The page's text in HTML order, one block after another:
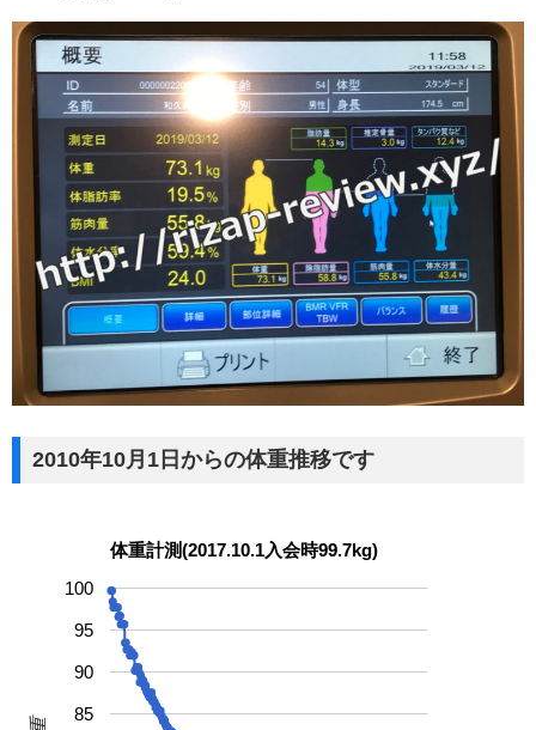
2010年10月1日からの体重推移です
体重計測(2017.10.1入会時99.7kg)
85
90
95
100